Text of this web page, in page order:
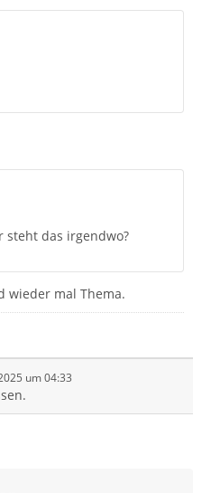
steht das irgendwo?
wieder mal Thema.
um 04:33